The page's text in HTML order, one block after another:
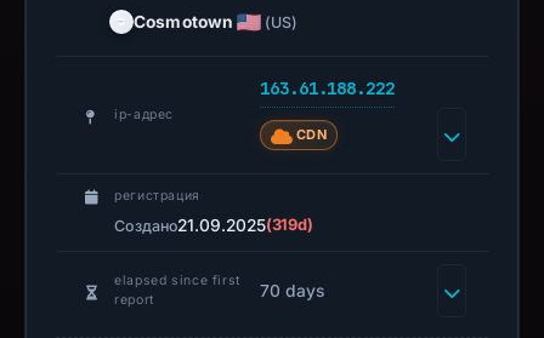
bound
Avoid
with
Cosmotown (US)
ip-адрес
163.61.188.222
CDN
регистрация
Создано21.09.2025(319d)
elapsed since first
report
70 days